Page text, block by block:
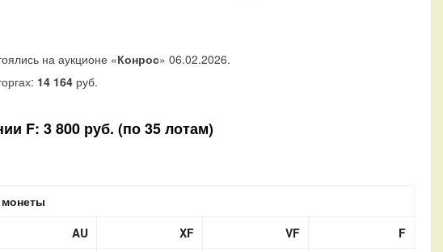
на аукционе «Конрос» 06.02.2026.
14 164руб.
F: 3 800 руб. (по 35 лотам)
AU XF VF
F